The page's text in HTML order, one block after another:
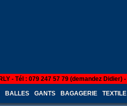
- Tél : 079 247 57 79 (demandez Didier) -
BALLES GANTS BAGAGERIE TEXTILE